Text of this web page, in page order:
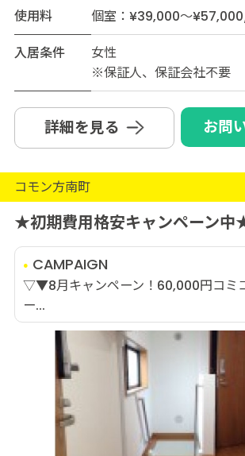
使用料
個室：¥39,000～
入居条件
女性
※保証人、保証会社不要
詳細を見る お問
コモン方南町
★初期費用格安キャンペーン
CAMPAIGN
▽▼8月キャンペーン！60,000円コミ
ー...